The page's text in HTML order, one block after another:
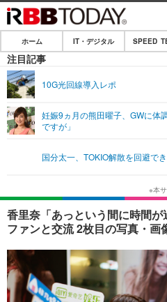
ホーム
IT・デジタル
ネタ
ショッピング
SPEED TEST
エンタメ
エンタメTOP
音楽
ショッピング
ライフTOP
ペット
その他
リリース一覧
プッシュ通知の停止方法
ホーム IT・デジタル SPEED
注目記事
10G光回線導入レポ
妊娠9ヵ月の熊田曜子、GWに体
ですが」
国分太一、TOKIO解散を回避で
香里奈「あっという間に時間
ファンと交流 2枚目の写真・画